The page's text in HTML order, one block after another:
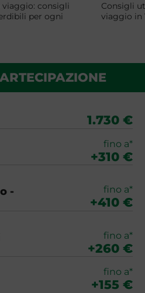
consigli
per ogni
Consigli
viaggio in
1.730 €
fino a*
+310 €
-
fino a*
+410 €
fino a*
+260 €
fino a*
+155 €